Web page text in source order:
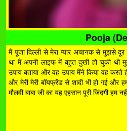
Pooja
मैं पूजा दिल्ली से मेरा प्यार अचानक से मुझसे
था मैं अपनी लाइफ में बहुत दुखी हो चुकी थी
उपाय बताया और वह उपाय मैंने किया वह करते
और मेरी मेरी बॉयफ्रेंड से शादी भी हो गई और
मौलवी बाबा जी का यह एहसान पूरी जिंदगी हम